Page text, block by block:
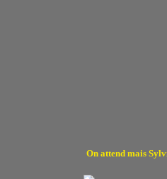
On attend mais